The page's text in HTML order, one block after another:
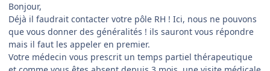
Bonjour,
Déjà il faudrait contacter votre pôle RH ! Ici, nous ne pouvons
que vous donner des généralités ! ils sauront vous répondre
mais il faut les appeler en premier.
Votre médecin vous prescrit un temps partiel thérapeutique